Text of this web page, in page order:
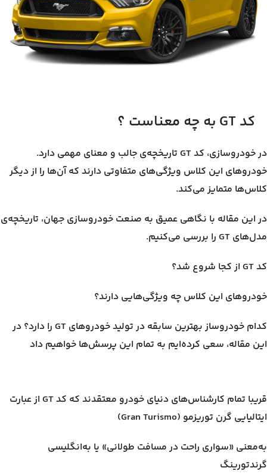
کد GT به چه معناست ؟
در خودروسازی، کد GT تاریخچه‌ی جالب و معنای مهمی دارد.
خودروهای این کلاس ویژگی‌های متفاوتی دارند که آن‌ها را از دیگر
کلاس‌ها متمایز می‌کند.
در این مقاله با نگاهی عمیق به صنعت خودروسازی جهان، تاریخچه‌ی
مدل‌های GT را بررسی می‌کنیم.
کد GT از کجا شروع شد؟
خودروهای این کلاس چه ویژگی‌هایی دارند؟
کدام خودروساز بهترین سابقه در تولید خودروهای GT را دارد؟ در
این مقاله، سعی کرده‌ایم به تمام این پرسش‌ها خواهیم داد
قریبا تمام کارشناس‌های دنیای خودرو معتقدند که کد GT از عبارت
ایتالیایی گرن توریزمو (Gran Turismo)
به‌معنی «سواری راحت در مسافت طولانی» یا به‌انگلیسی
گرندتورینگ